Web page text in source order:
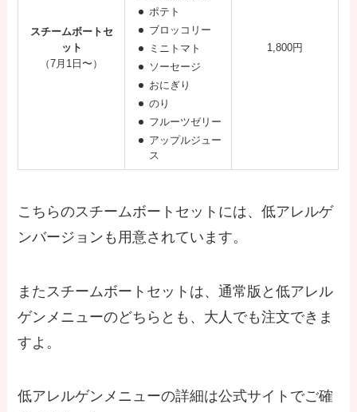
スチームボートセ
ット
（7月1日〜）
ポテト
ブロッコリー
ミニトマト
ソーセージ
おにぎり
のり
フルーツゼリー
アップルジュー
ス
1,800円
こちらのスチームボートセットには、低アレルゲ
ンバージョンも用意されています。
またスチームボートセットは、通常版と低アレル
ゲンメニューのどちらとも、大人でも注文できま
すよ。
低アレルゲンメニューの詳細は公式サイトでご確